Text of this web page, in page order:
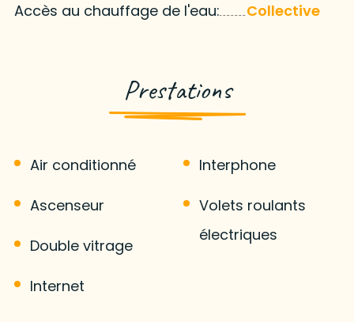
Accès au chauffage de l'eau:
Collective
Prestations
Air conditionné
Ascenseur
Double vitrage
Internet
Interphone
Volets roulants
électriques